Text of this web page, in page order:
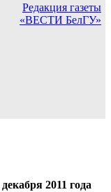
Редакция газеты
«ВЕСТИ БелГУ»
2011 года